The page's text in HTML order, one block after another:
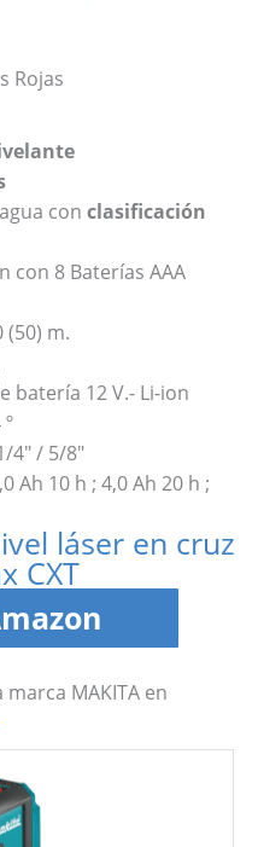
Rojas
con clasificación
con 8 Baterías AAA
(50) m.
batería 12 V.- Li-ion
4″ / 5/8″
Ah 10 h ; 4,0 Ah 20 h ;
láser en cruz
CXT
MAKITA en